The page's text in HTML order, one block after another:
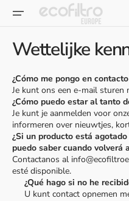
naar
Wettelijke
¿Cómo me pongo en
Je kunt ons een e-mail sturen
¿Cómo puedo estar al tanto
Je kunt je aanmelden voor
informeren over nieuwtjes,
¿Si un producto está
puedo saber cuando volverá
Contactanos al
esté disponible.
¿Qué hago si no he
U kunt contact opnemen